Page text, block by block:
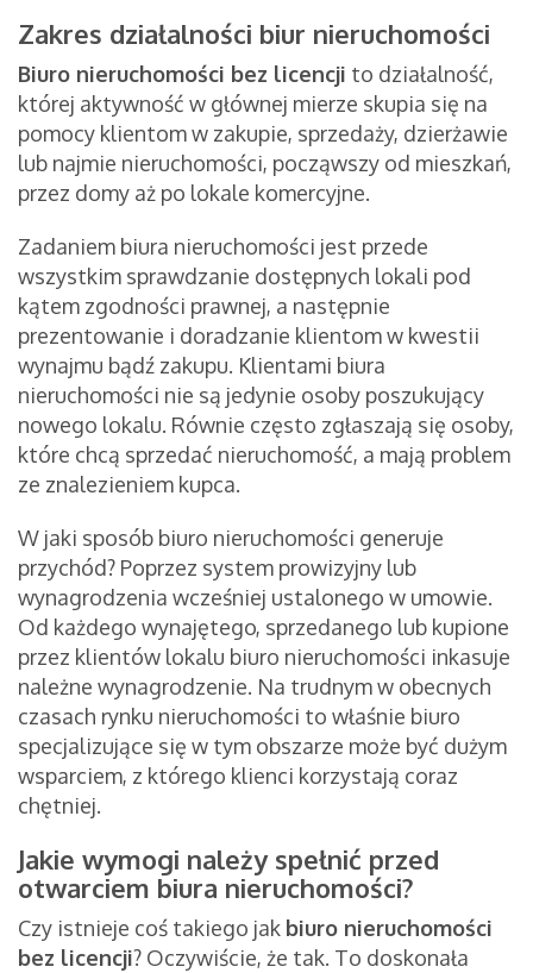
Zakres działalności biur nieruchomości
Biuro nieruchomości bez licencji to działalność,
której aktywność w głównej mierze skupia się na
pomocy klientom w zakupie, sprzedaży, dzierżawie
lub najmie nieruchomości, począwszy od mieszkań,
przez domy aż po lokale komercyjne.
Zadaniem biura nieruchomości jest przede
wszystkim sprawdzanie dostępnych lokali pod
kątem zgodności prawnej, a następnie
prezentowanie i doradzanie klientom w kwestii
wynajmu bądź zakupu. Klientami biura
nieruchomości nie są jedynie osoby poszukujący
nowego lokalu. Równie często zgłaszają się osoby,
które chcą sprzedać nieruchomość, a mają problem
ze znalezieniem kupca.
W jaki sposób biuro nieruchomości generuje
przychód? Poprzez system prowizyjny lub
wynagrodzenia wcześniej ustalonego w umowie.
Od każdego wynajętego, sprzedanego lub kupione
przez klientów lokalu biuro nieruchomości inkasuje
należne wynagrodzenie. Na trudnym w obecnych
czasach rynku nieruchomości to właśnie biuro
specjalizujące się w tym obszarze może być dużym
wsparciem, z którego klienci korzystają coraz
chętniej.
Jakie wymogi należy spełnić przed
otwarciem biura nieruchomości?
Czy istnieje coś takiego jak biuro nieruchomości
bez licencji? Oczywiście, że tak. To doskonała